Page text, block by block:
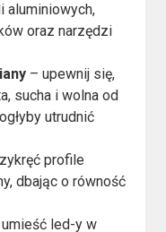
aluminiowych,
oraz narzędzi
– upewnij się,
sucha i wolna od
utrudnić
profile
dbając o równość
led-y w